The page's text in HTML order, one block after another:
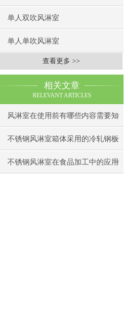
单人双吹风淋室
单人单吹风淋室
查看更多 >>
相关文章
RELEVANT ARTICLES
风淋室在使用前有哪些内容需要知
道下呢
不锈钢风淋室箱体采用的冷轧钢板
制造
不锈钢风淋室在食品加工中的应用